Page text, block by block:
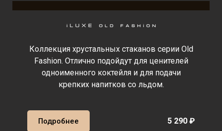
Коллекция хрустальных стаканов серии Old
Fashion. Отлично подойдут для ценителей
одноименного коктейля и для подачи
крепких напитков со льдом.
Подробнее 5 290 ₽